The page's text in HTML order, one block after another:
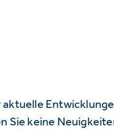
Sie keine